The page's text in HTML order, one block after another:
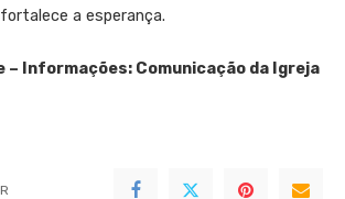
a esperança.
– Informações: Comunicação da Igreja